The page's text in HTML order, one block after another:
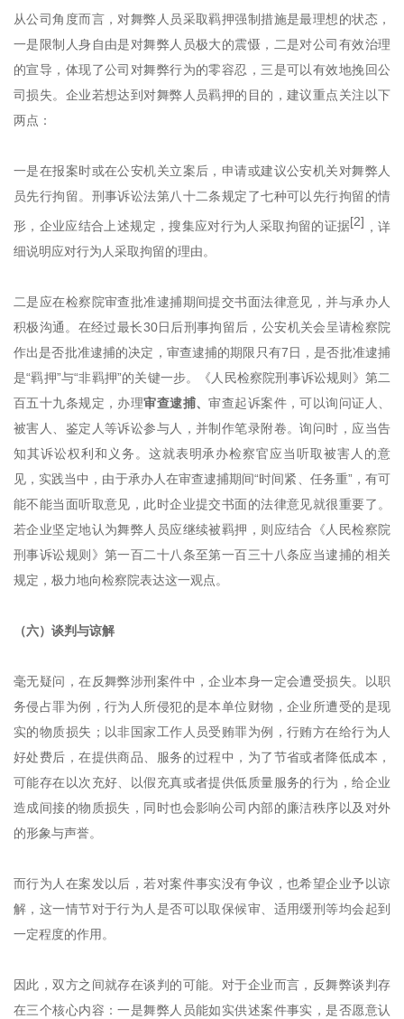
从公司角度而言，对舞弊人员采取羁押强制措施是最理想的状态，
一是限制人身自由是对舞弊人员极大的震慑，二是对公司有效治理
的宣导，体现了公司对舞弊行为的零容忍，三是可以有效地挽回公
司损失。企业若想达到对舞弊人员羁押的目的，建议重点关注以下
两点：
一是在报案时或在公安机关立案后，申请或建议公安机关对舞弊人
员先行拘留。刑事诉讼法第八十二条规定了七种可以先行拘留的情
形，企业应结合上述规定，搜集应对行为人采取拘留的证据[2] ，详
细说明应对行为人采取拘留的理由。
二是应在检察院审查批准逮捕期间提交书面法律意见，并与承办人
积极沟通。在经过最长30日后刑事拘留后，公安机关会呈请检察院
作出是否批准逮捕的决定，审查逮捕的期限只有7日，是否批准逮捕
是“羁押”与“非羁押”的关键一步。《人民检察院刑事诉讼规则》第二
百五十九条规定，办理审查逮捕、审查起诉案件，可以询问证人、
被害人、鉴定人等诉讼参与人，并制作笔录附卷。询问时，应当告
知其诉讼权利和义务。这就表明承办检察官应当听取被害人的意
见，实践当中，由于承办人在审查逮捕期间“时间紧、任务重”，有可
能不能当面听取意见，此时企业提交书面的法律意见就很重要了。
若企业坚定地认为舞弊人员应继续被羁押，则应结合《人民检察院
刑事诉讼规则》第一百二十八条至第一百三十八条应当逮捕的相关
规定，极力地向检察院表达这一观点。
（六）谈判与谅解
毫无疑问，在反舞弊涉刑案件中，企业本身一定会遭受损失。以职
务侵占罪为例，行为人所侵犯的是本单位财物，企业所遭受的是现
实的物质损失；以非国家工作人员受贿罪为例，行贿方在给行为人
好处费后，在提供商品、服务的过程中，为了节省或者降低成本，
可能存在以次充好、以假充真或者提供低质量服务的行为，给企业
造成间接的物质损失，同时也会影响公司内部的廉洁秩序以及对外
的形象与声誉。
而行为人在案发以后，若对案件事实没有争议，也希望企业予以谅
解，这一情节对于行为人是否可以取保候审、适用缓刑等均会起到
一定程度的作用。
因此，双方之间就存在谈判的可能。对于企业而言，反舞弊谈判存
在三个核心内容：一是舞弊人员能如实供述案件事实，是否愿意认